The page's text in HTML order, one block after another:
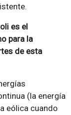
es el
para la
de esta
(la energía
eólica cuando